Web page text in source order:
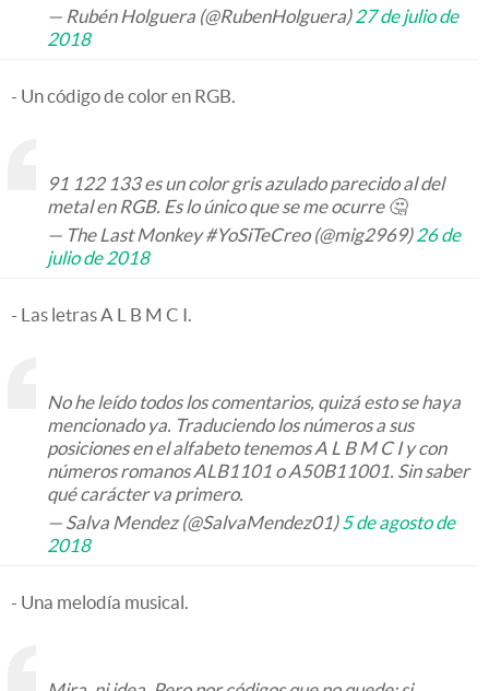
— Rubén Holguera (@RubenHolguera)27 de julio de
2018
- Un código de color en RGB.
91 122 133 es un color gris azulado parecido al del
metal en RGB. Es lo único que se me ocurre 🤔
— The Last Monkey #YoSiTeCreo (@mig2969)26 de
julio de 2018
- Las letras A L B M C I.
No he leído todos los comentarios, quizá esto se haya
mencionado ya. Traduciendo los números a sus
posiciones en el alfabeto tenemos A L B M C I y con
números romanos ALB1101 o A50B11001. Sin saber
qué carácter va primero.
— Salva Mendez (@SalvaMendez01)5 de agosto de
2018
- Una melodía musical.